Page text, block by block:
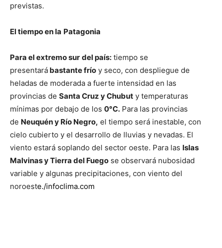
previstas.
El tiempo en la Patagonia
Para el extremo sur del país: tiempo se
presentará bastante frío y seco, con despliegue de
heladas de moderada a fuerte intensidad en las
provincias de Santa Cruz y Chubut y temperaturas
mínimas por debajo de los 0°C. Para las provincias
de Neuquén y Río Negro, el tiempo será inestable, con
cielo cubierto y el desarrollo de lluvias y nevadas. El
viento estará soplando del sector oeste. Para las Islas
Malvinas y Tierra del Fuego se observará nubosidad
variable y algunas precipitaciones, con viento del
noroeste./infoclima.com